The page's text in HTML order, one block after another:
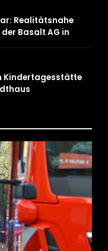
Realitätsnahe
Basalt AG in
Kindertagesstätte